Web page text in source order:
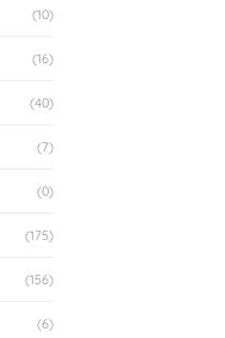
(10)
(16)
(40)
(7)
(0)
(175)
(156)
(6)